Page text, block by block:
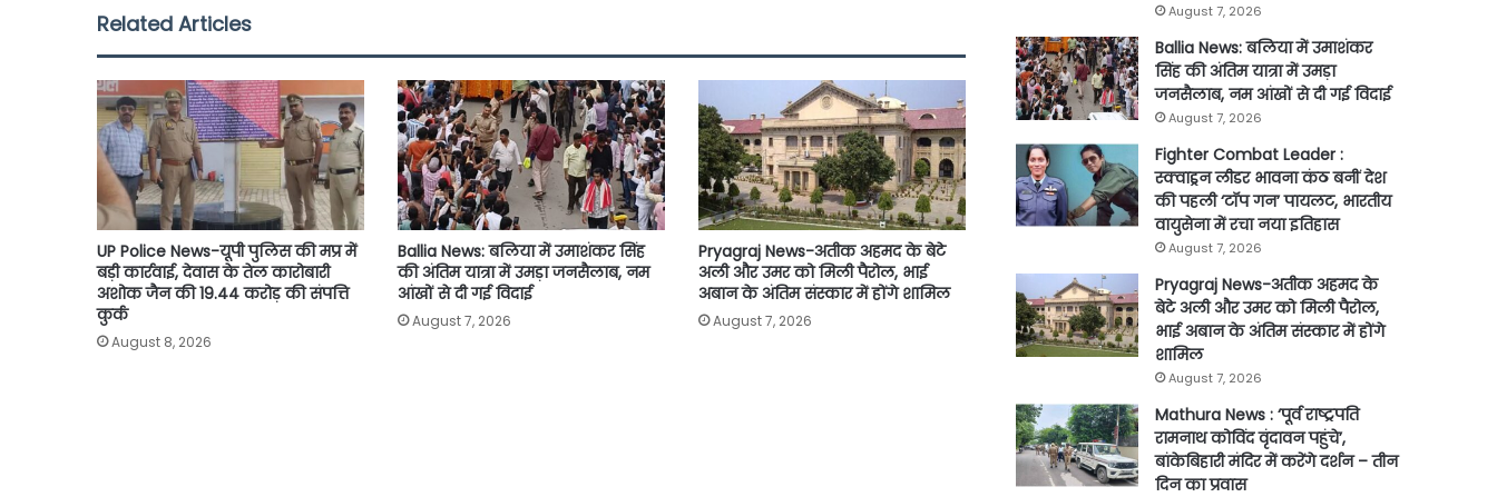
o
k
r
p
p
n
k
Related Articles
UP Police News-यूपी पुलिस की मप्र में
बड़ी कार्रवाई, देवास के तेल कारोबारी
अशोक जैन की 19.44 करोड़ की संपत्ति
कुर्क
August 8, 2026
Ballia News: बलिया में उमाशंकर सिंह
की अंतिम यात्रा में उमड़ा जनसैलाब, नम
आंखों से दी गई विदाई
August 7, 2026
Pryagraj News-अतीक अहमद के बेटे
अली और उमर को मिली पैरोल, भाई
अबान के अंतिम संस्कार में होंगे शामिल
August 7, 2026
August 7, 2026
Ballia News: बलिया में उमाशंकर
सिंह की अंतिम यात्रा में उमड़ा
जनसैलाब, नम आंखों से दी गई विदाई
August 7, 2026
Fighter Combat Leader :
स्क्वाड्रन लीडर भावना कंठ बनीं देश
की पहली ‘टॉप गन’ पायलट, भारतीय
वायुसेना में रचा नया इतिहास
August 7, 2026
Pryagraj News-अतीक अहमद के
बेटे अली और उमर को मिली पैरोल,
भाई अबान के अंतिम संस्कार में होंगे
शामिल
August 7, 2026
Mathura News : ‘पूर्व राष्ट्रपति
रामनाथ कोविंद वृंदावन पहुंचे’,
बांकेबिहारी मंदिर में करेंगे दर्शन – तीन
दिन का प्रवास